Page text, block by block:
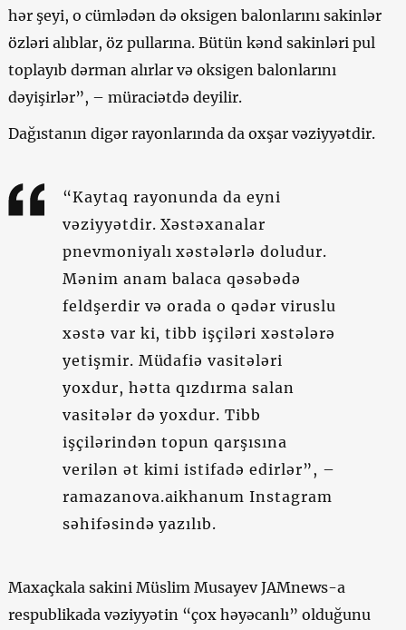
hər şeyi, o cümlədən də oksigen balonlarını sakinlər
özləri alıblar, öz pullarına. Bütün kənd sakinləri pul
toplayıb dərman alırlar və oksigen balonlarını
dəyişirlər”, – müraciətdə deyilir.
Dağıstanın digər rayonlarında da oxşar vəziyyətdir.
“Kaytaq rayonunda da eyni
vəziyyətdir. Xəstəxanalar
pnevmoniyalı xəstələrlə doludur.
Mənim anam balaca qəsəbədə
feldşerdir və orada o qədər viruslu
xəstə var ki, tibb işçiləri xəstələrə
yetişmir. Müdafiə vasitələri
yoxdur, hətta qızdırma salan
vasitələr də yoxdur. Tibb
işçilərindən topun qarşısına
verilən ət kimi istifadə edirlər”, –
ramazanova.aikhanum Instagram
səhifəsində yazılıb.
Maxaçkala sakini Müslim Musayev JAMnews-a
respublikada vəziyyətin “çox həyəcanlı” olduğunu